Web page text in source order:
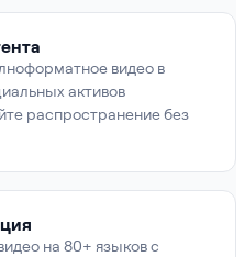
видео в
активов
распространение без
на 80+ языков с